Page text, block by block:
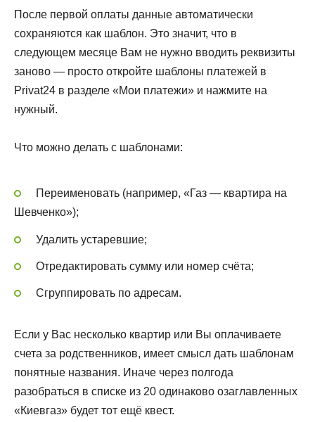
После первой оплаты данные автоматически
сохраняются как шаблон. Это значит, что в
следующем месяце Вам не нужно вводить реквизиты
заново — просто откройте шаблоны платежей в
Privat24 в разделе «Мои платежи» и нажмите на
нужный.
Что можно делать с шаблонами:
Переименовать (например, «Газ — квартира на
Шевченко»);
Удалить устаревшие;
Отредактировать сумму или номер счёта;
Сгруппировать по адресам.
Если у Вас несколько квартир или Вы оплачиваете
счета за родственников, имеет смысл дать шаблонам
понятные названия. Иначе через полгода
разобраться в списке из 20 одинаково озаглавленных
«Киевгаз» будет тот ещё квест.